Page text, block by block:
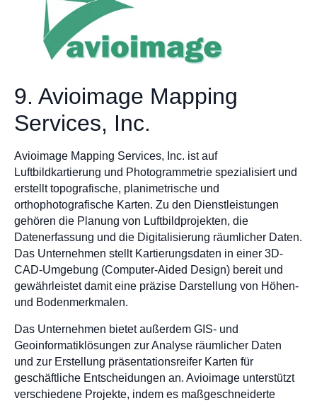
9. Avioimage Mapping
Services, Inc.
Avioimage Mapping Services, Inc. ist auf
Luftbildkartierung und Photogrammetrie spezialisiert und
erstellt topografische, planimetrische und
orthophotografische Karten. Zu den Dienstleistungen
gehören die Planung von Luftbildprojekten, die
Datenerfassung und die Digitalisierung räumlicher Daten.
Das Unternehmen stellt Kartierungsdaten in einer 3D-
CAD-Umgebung (Computer-Aided Design) bereit und
gewährleistet damit eine präzise Darstellung von Höhen-
und Bodenmerkmalen.
Das Unternehmen bietet außerdem GIS- und
Geoinformatiklösungen zur Analyse räumlicher Daten
und zur Erstellung präsentationsreifer Karten für
geschäftliche Entscheidungen an. Avioimage unterstützt
verschiedene Projekte, indem es maßgeschneiderte